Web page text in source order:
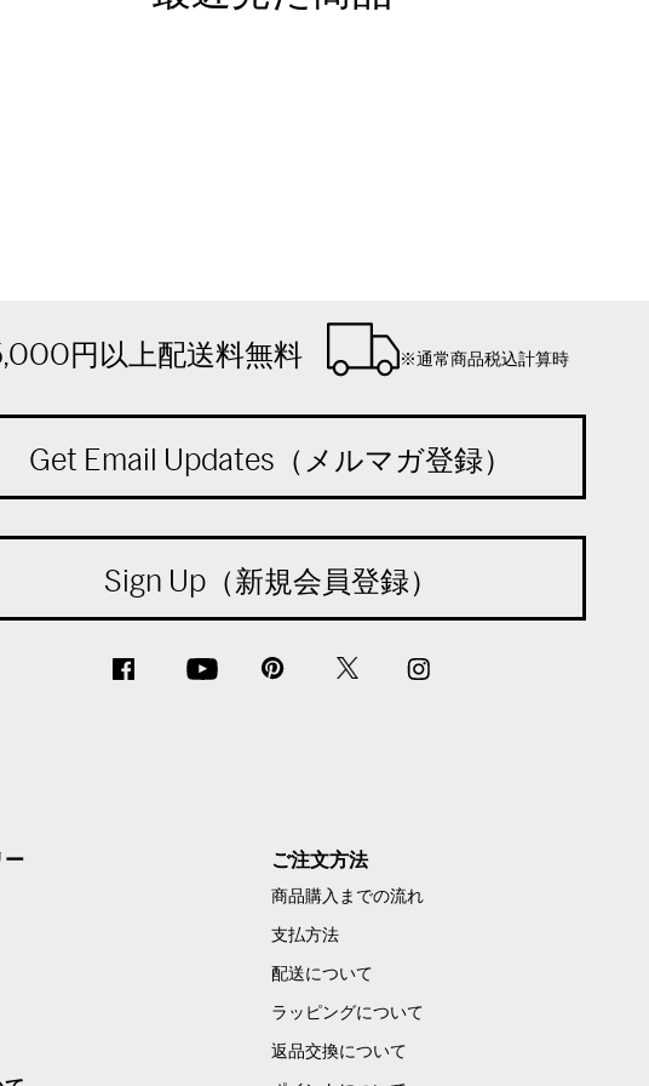
円以上配送料無料 ※通常商品税込計算時
Get Email Updates（メルマガ登録）
Sign Up（新規会員登録）
ー ご注文方法
商品購入までの流れ
支払方法
配送について
ラッピングについて
返品交換について